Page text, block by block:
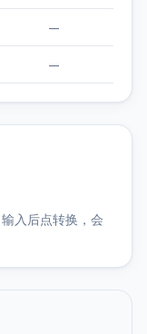
—
—
入后点转换，会